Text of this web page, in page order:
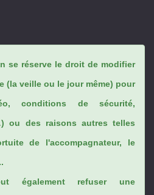
se réserve le droit de modifier
(la veille ou le jour même) pour
conditions de sécurité,
ou des raisons autres telles
de l'accompagnateur, le
également refuser une